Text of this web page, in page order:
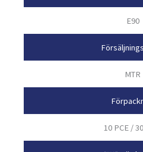
E90
MTR
10 PCE /